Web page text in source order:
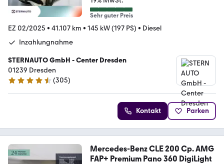
Sehr guter Preis
EZ 02/2025 • 41.107 km • 145 kW (197 PS) • Diesel
Inzahlungnahme
STERNAUTO GmbH - Center Dresden
01239 Dresden
4.5 Sterne
(305)
Kontakt Parken
Mercedes-Benz CLE 200 Cp. AMG
FAP+ Premium Pano 360 DigiLight